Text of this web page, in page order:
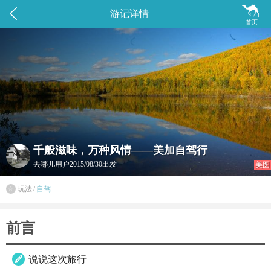
 
首页
游记详情
千般滋味，万种风情——美加自驾行
去哪儿用户2015/08/30出发 美图
 玩法 / 自驾
前言
 说说这次旅行